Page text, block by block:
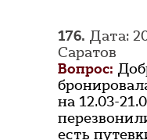
176. Дата:
Саратов
Вопрос:
на 12.03-
есть